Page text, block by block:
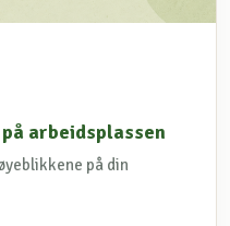
arbeidsplassen
på din